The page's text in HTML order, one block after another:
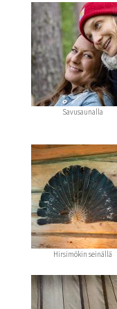
Savusaunalla
Hirsimökin seinällä